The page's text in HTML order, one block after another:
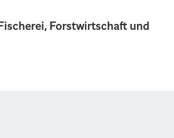
Forstwirtschaft und